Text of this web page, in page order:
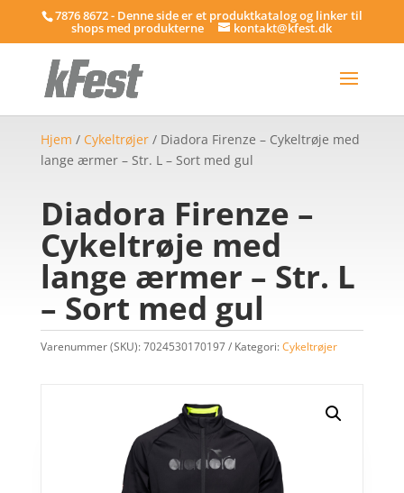
7876 8672 - Denne side er et produktkatalog og linker til
shops med produkterne kontakt@kfest.dk
Hjem / Cykeltrøjer/ Diadora Firenze – Cykeltrøje med
lange ærmer – Str. L – Sort med gul
Diadora Firenze –
Cykeltrøje med
lange ærmer – Str. L
– Sort med gul
Varenummer (SKU):7024530170197 Kategori:Cykeltrøjer